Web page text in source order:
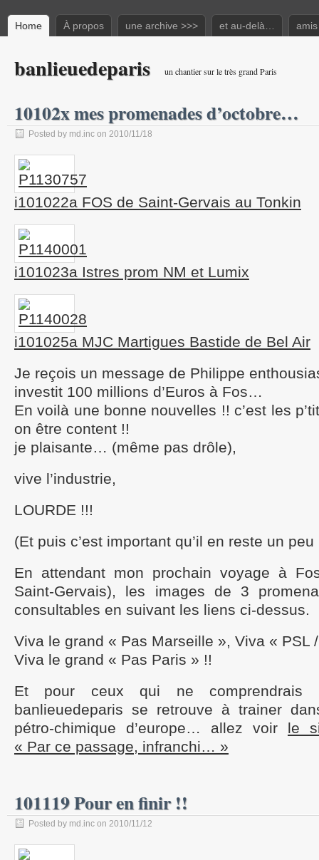
Home À propos une archive >>> et au-delà…
banlieuedeparis un chantier sur le très grand Paris
10102x mes promenades d’octobre…
Posted by md.inc on 2010/11/18
i101022a FOS de Saint-Gervais au Tonkin
i101023a Istres prom NM et Lumix
i101025a MJC Martigues Bastide de Bel Air
Je reçois un message de Philippe
investit 100 millions d’Euros à Fos…
En voilà une bonne nouvelles !! c’est les
on être content !!
je plaisante… (même pas drôle),
vive l’industrie,
LOURDE !!!
(Et puis c’est important qu’il en reste un
En attendant mon prochain voyage à
Saint-Gervais), les images de 3
consultables en suivant les liens ci-dessus.
Viva le grand « Pas Marseille », Viva « PSL
Viva le grand « Pas Paris » !!
Et pour ceux qui ne
banlieuedeparis se retrouve à trainer
pétro-chimique d’europe… allez voir le
« Par ce passage, infranchi… »
101119 Pour en finir !!
Posted by md.inc on 2010/11/12